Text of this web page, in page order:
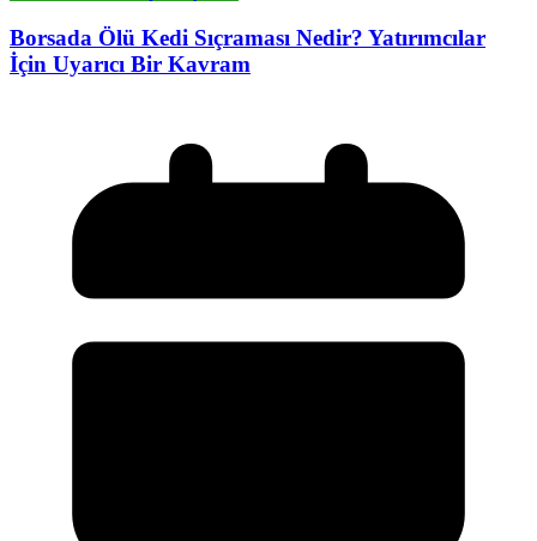
Borsada Ölü Kedi Sıçraması Nedir? Yatırımcılar
İçin Uyarıcı Bir Kavram